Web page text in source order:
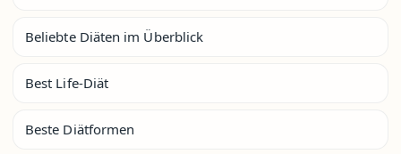
Beliebte Diäten im Überblick
Best Life-Diät
Beste Diätformen